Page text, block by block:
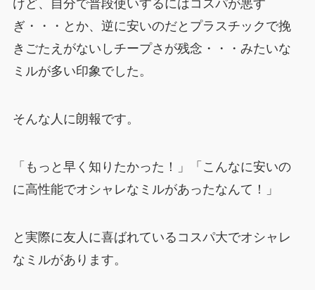
けど、自分で普段使いするにはコスパが悪す
ぎ・・・とか、逆に安いのだとプラスチックで挽
きごたえがないしチープさが残念・・・みたいな
ミルが多い印象でした。
そんな人に朗報です。
「もっと早く知りたかった！」「こんなに安いの
に高性能でオシャレなミルがあったなんて！」
と実際に友人に喜ばれているコスパ大でオシャレ
なミルがあります。